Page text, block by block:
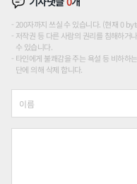
200자까지 쓰실 수 있습니다. (현재 0
저작권 등 다른 사람의 권리를 침해하거
수 있습니다.
타인에게 불쾌감을 주는 욕설 등 비하하
단에 의해 삭제 합니다.